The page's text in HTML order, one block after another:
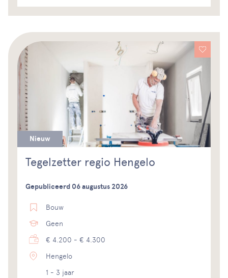
Nieuw
Tegelzetter regio Hengelo
Gepubliceerd 06 augustus 2026
Bouw
Geen
€ 4.200 - € 4.300
Hengelo
1 - 3 jaar